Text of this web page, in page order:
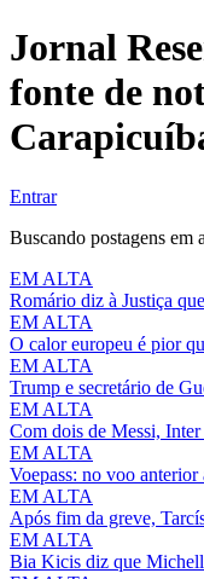
Jornal
fonte de
Entrar
Buscando postagens em
EM ALTA
Romário diz à Justiça
EM ALTA
O calor europeu é pior
EM ALTA
Trump e secretário de
EM ALTA
Com dois de Messi,
EM ALTA
Voepass: no voo
EM ALTA
Após fim da greve,
EM ALTA
Bia Kicis diz que